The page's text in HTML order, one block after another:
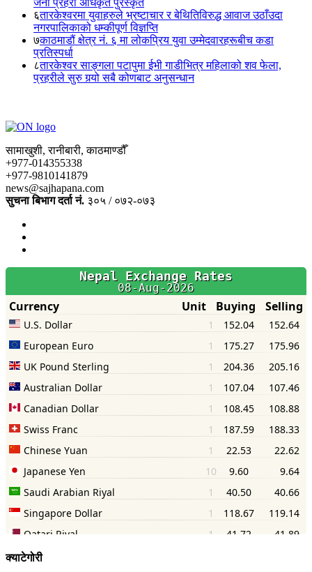
जना प्रहरी अधिकृत पुरस्कृत
६तारकेश्वरमा युवाहरुले भ्रष्टाचार र बेथितिविरुद्ध आवाज उठाँउदा
नगरपालिकाको धम्कीपूर्ण विज्ञप्ति
७काठमाडौं क्षेत्र नं. ६ मा लोकप्रिय युवा उम्मेदवारहरूबीच कडा
प्रतिस्पर्धा
८तारकेश्वर साङ्गला पटापुमा ईभी गाडीभित्र महिलाको शव फेला,
प्रहरीले सुरु गर्‍यो सबै कोणबाट अनुसन्धान
सामाखुशी, रानीबारी, काठमाण्डौँ
+977-014355338
+977-9810141879
news@sajhapana.com
सुचना बिभाग दर्ता नं. ३०५ / ०७२-०७३
क्याटेगोरी